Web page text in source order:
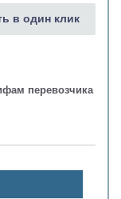
перевозчика
в один клик